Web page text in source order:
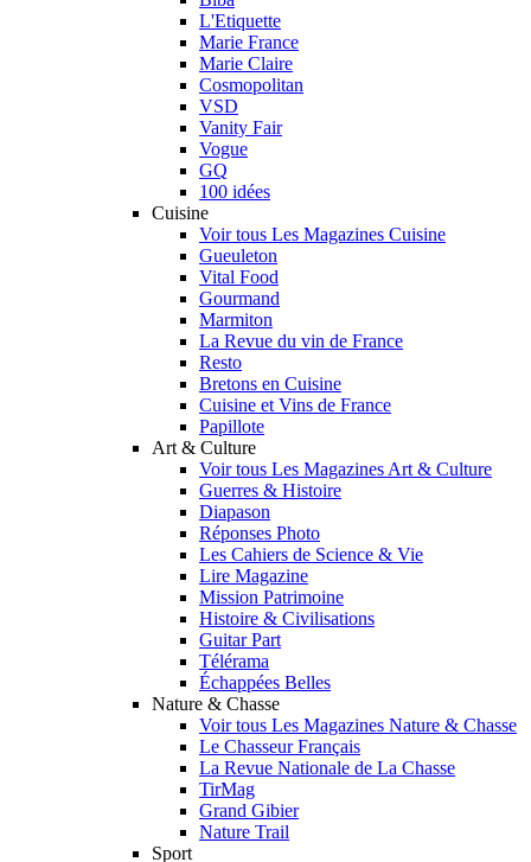
L'Etiquette
Marie France
Marie Claire
Cosmopolitan
VSD
Vanity Fair
Vogue
GQ
100 idées
Cuisine
Voir tous Les Magazines Cuisine
Gueuleton
Vital Food
Gourmand
Marmiton
La Revue du vin de France
Resto
Bretons en Cuisine
Cuisine et Vins de France
Papillote
Art & Culture
Voir tous Les Magazines Art & Culture
Guerres & Histoire
Diapason
Réponses Photo
Les Cahiers de Science & Vie
Lire Magazine
Mission Patrimoine
Histoire & Civilisations
Guitar Part
Télérama
Échappées Belles
Nature & Chasse
Voir tous Les Magazines Nature & Chasse
Le Chasseur Français
La Revue Nationale de La Chasse
TirMag
Grand Gibier
Nature Trail
Sport